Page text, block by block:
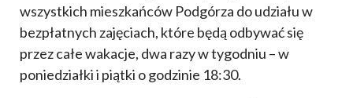
wszystkich mieszkańców Podgórza do udziału w
bezpłatnych zajęciach, które będą odbywać się
przez całe wakacje, dwa razy w tygodniu – w
poniedziałki i piątki o godzinie 18:30.